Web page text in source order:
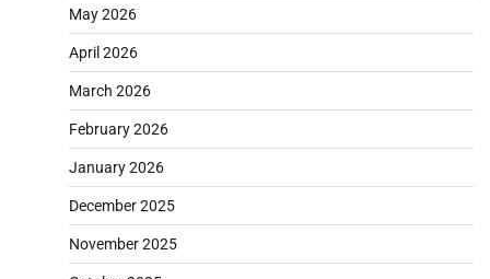
May 2026
April 2026
March 2026
February 2026
January 2026
December 2025
November 2025